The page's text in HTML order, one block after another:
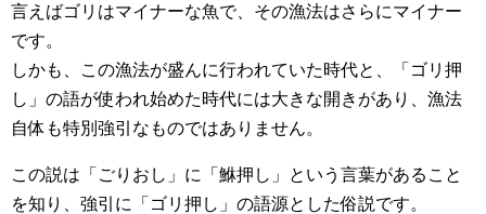
言えばゴリはマイナーな魚で、その漁法はさらにマイナー
です。
しかも、この漁法が盛んに行われていた時代と、「ゴリ押
し」の語が使われ始めた時代には大きな開きがあり、漁法
自体も特別強引なものではありません。
この説は「ごりおし」に「鮴押し」という言葉があること
を知り、強引に「ゴリ押し」の語源とした俗説です。